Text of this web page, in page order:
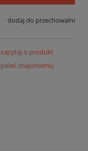
dodaj do przechowalni
zapytaj o produkt
poleć znajomemu